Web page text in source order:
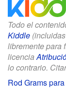
Todo el
Kiddle
libremente para
licencia
lo contrario.
Rod Grams